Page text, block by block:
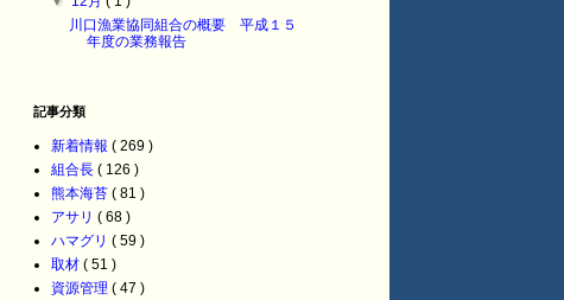
川口漁業協同組合の概要 平成１５
年度の業務報告
記事分類
新着情報 ( 269 )
組合長 ( 126 )
熊本海苔 ( 81 )
アサリ ( 68 )
ハマグリ ( 59 )
取材 ( 51 )
資源管理 ( 47 )